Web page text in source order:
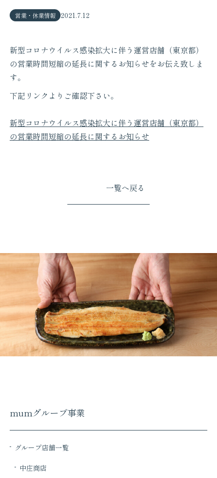
営業・休業情報 2021.7.12
新型コロナウイルス感染拡大に伴う運営店舗（東京都）
の営業時間短縮の延長に関するお知らせをお伝え致しま
す。
下記リンクよりご確認下さい。
新型コロナウイルス感染拡大に伴う運営店舗（東京都）
の営業時間短縮の延長に関するお知らせ
一覧へ戻る
mumグループ事業
グループ店舗一覧
中庄商店